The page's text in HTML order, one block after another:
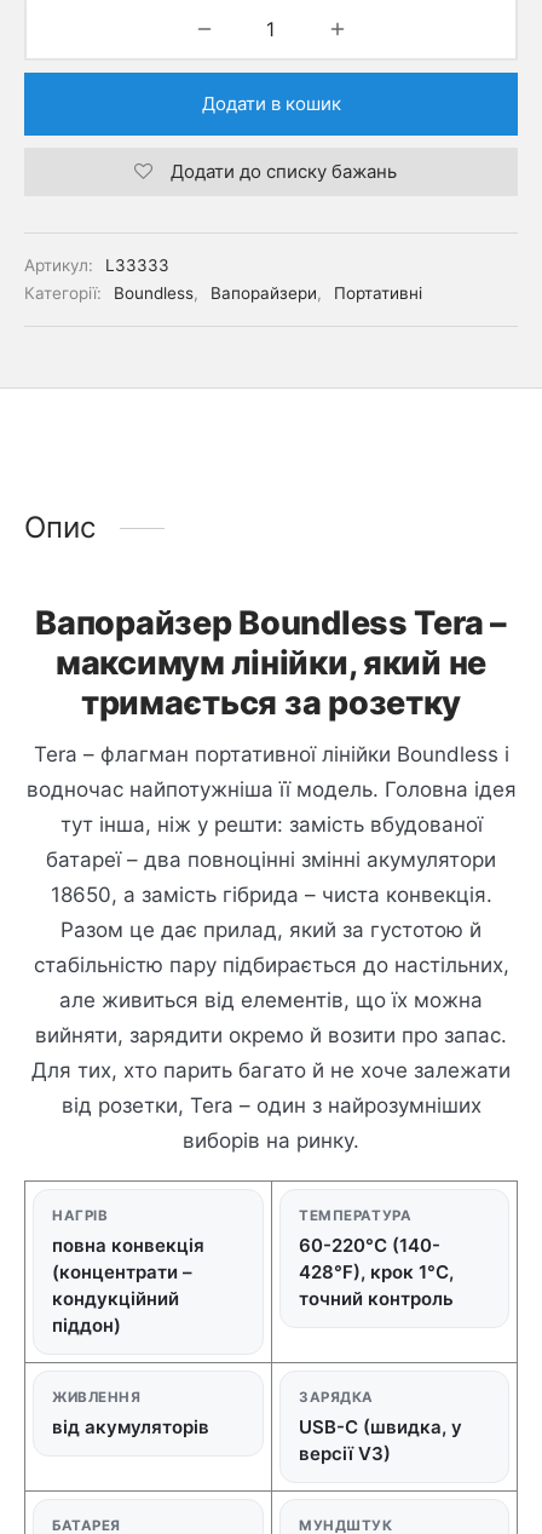
Додати в кошик
Додати до списку бажань
Артикул:
L33333
Категорії:
Boundless, Вапорайзери, Портативні
Опис
Вапорайзер Boundless Tera –
максимум лінійки, який не
тримається за розетку
Tera – флагман портативної лінійки Boundless і
водночас найпотужніша її модель. Головна ідея
тут інша, ніж у решти: замість вбудованої
батареї – два повноцінні змінні акумулятори
18650, а замість гібрида – чиста конвекція.
Разом це дає прилад, який за густотою й
стабільністю пару підбирається до настільних,
але живиться від елементів, що їх можна
вийняти, зарядити окремо й возити про запас.
Для тих, хто парить багато й не хоче залежати
від розетки, Tera – один з найрозумніших
виборів на ринку.
НАГРІВ
повна конвекція
(концентрати –
кондукційний
піддон)
ТЕМПЕРАТУРА
60-220°C (140-
428°F), крок 1°C,
точний контроль
ЖИВЛЕННЯ
від акумуляторів
ЗАРЯДКА
USB-C (швидка, у
версії V3)
БАТАРЕЯ МУНДШТУК